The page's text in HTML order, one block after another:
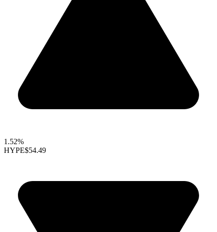
1.52%
HYPE$54.49